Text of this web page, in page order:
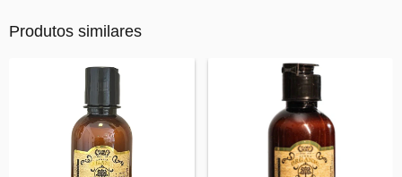
Produtos similares